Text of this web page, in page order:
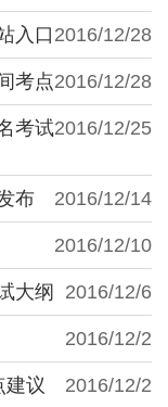
2016/12/28
入口
2016/12/28
考点
2016/12/25
考试
2016/12/14
布
2016/12/10
2016/12/6
大纲
2016/12/2
2016/12/2
建议